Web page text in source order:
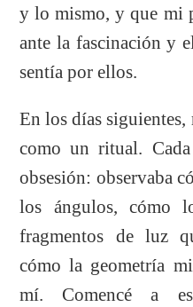
y lo mismo, y que mi
ante la fascinación y
sentía por ellos.
En los días siguientes,
como un ritual.
obsesión: observaba
los ángulos, cómo
fragmentos de luz
cómo la geometría
mí. Comencé a